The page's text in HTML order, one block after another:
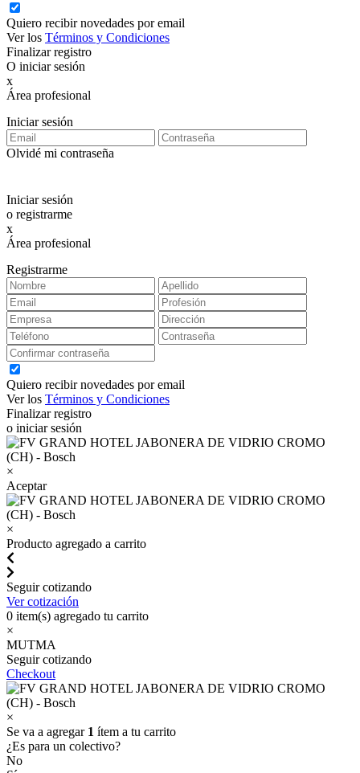
Quiero recibir novedades por email
Ver los Términos y Condiciones
Finalizar registro
O iniciar sesión
x
Área profesional
Iniciar sesión
Olvidé mi contraseña
Iniciar sesión
o registrarme
x
Área profesional
Registrarme
Quiero recibir novedades por email
Ver los Términos y Condiciones
Finalizar registro
o iniciar sesión
×
Aceptar
×
Producto agregado a carrito
Seguir cotizando
Ver cotización
0 item(s) agregado tu carrito
×
MUTMA
Seguir cotizando
Checkout
×
Se va a agregar 1 ítem a tu carrito
¿Es para un colectivo?
No